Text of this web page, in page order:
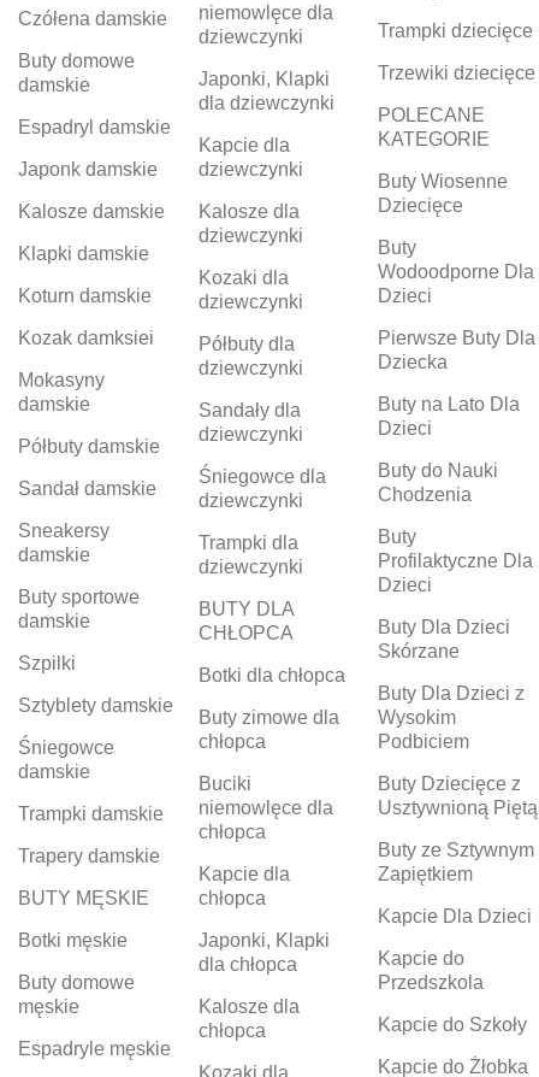
Czółena damskie
Buty domowe
damskie
Espadryl damskie
Japonk damskie
Kalosze damskie
Klapki damskie
Koturn damskie
Kozak damksiei
Mokasyny
damskie
Półbuty damskie
Sandał damskie
Sneakersy
damskie
Buty sportowe
damskie
Szpilki
Sztyblety damskie
Śniegowce
damskie
Trampki damskie
Trapery damskie
BUTY MĘSKIE
Botki męskie
Buty domowe
męskie
Espadryle męskie
niemowlęce dla
dziewczynki
Japonki, Klapki
dla dziewczynki
Kapcie dla
dziewczynki
Kalosze dla
dziewczynki
Kozaki dla
dziewczynki
Półbuty dla
dziewczynki
Sandały dla
dziewczynki
Śniegowce dla
dziewczynki
Trampki dla
dziewczynki
BUTY DLA
CHŁOPCA
Botki dla chłopca
Buty zimowe dla
chłopca
Buciki
niemowlęce dla
chłopca
Kapcie dla
chłopca
Japonki, Klapki
dla chłopca
Kalosze dla
chłopca
Kozaki dla
Trampki dziecięce
Trzewiki dziecięce
POLECANE
KATEGORIE
Buty Wiosenne
Dziecięce
Buty
Wodoodporne Dla
Dzieci
Pierwsze Buty Dla
Dziecka
Buty na Lato Dla
Dzieci
Buty do Nauki
Chodzenia
Buty
Profilaktyczne Dla
Dzieci
Buty Dla Dzieci
Skórzane
Buty Dla Dzieci z
Wysokim
Podbiciem
Buty Dziecięce z
Usztywnioną Piętą
Buty ze Sztywnym
Zapiętkiem
Kapcie Dla Dzieci
Kapcie do
Przedszkola
Kapcie do Szkoły
Kapcie do Żłobka